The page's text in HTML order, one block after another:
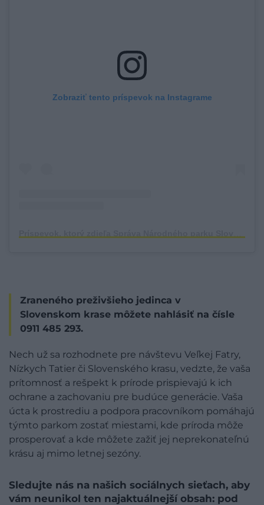
Zobraziť tento príspevok na Instagrame
Zraneného preživšieho jedinca v
Slovenskom krase môžete nahlásiť na čísle
0911 485 293.
Nech už sa rozhodnete pre návštevu Veľkej Fatry,
Nízkych Tatier či Slovenského krasu, vedzte, že vaša
prítomnosť a rešpekt k prírode prispievajú k ich
ochrane a zachovaniu pre budúce generácie. Vaša
úcta k prostrediu a podpora pracovníkom pomáhajú
týmto parkom zostať miestami, kde príroda môže
prosperovať a kde môžete zažiť jej neprekonateľnú
krásu aj mimo letnej sezóny.
Sledujte nás na našich sociálnych sieťach, aby
vám neunikol ten najaktuálnejší obsah: pod